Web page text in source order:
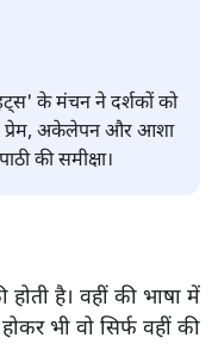
के मंचन ने दर्शकों को
प्रेम, अकेलेपन और आशा
की समीक्षा।
है। वहीं की भाषा में
भी वो सिर्फ वहीं की